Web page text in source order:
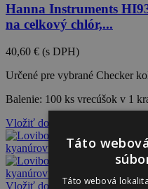
Hanna Instruments
na celkový chlór,...
40,60 € (s DPH)
Určené pre vybrané Checker
Balenie: 100 ks vrecúšok v 1
Vložiť do košíka
Vložiť do košíka
Táto
Táto webová